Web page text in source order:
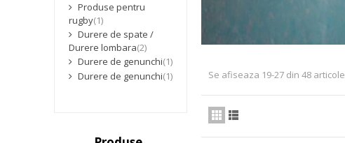
Produse pentru
rugby(1)
Durere de spate /
Durere lombara(2)
Durere de genunchi(1)
Durere de genunchi(1) Se afiseaza 19-27 din 48 articole